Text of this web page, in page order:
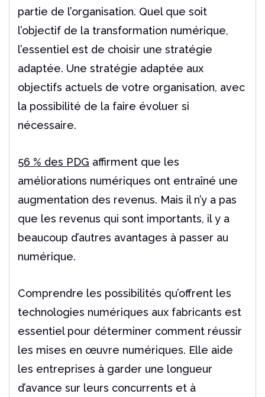
partie de l’organisation. Quel que soit
l’objectif de la transformation numérique,
l’essentiel est de choisir une stratégie
adaptée. Une stratégie adaptée aux
objectifs actuels de votre organisation, avec
la possibilité de la faire évoluer si
nécessaire.
56 % des PDG affirment que les
améliorations numériques ont entraîné une
augmentation des revenus. Mais il n’y a pas
que les revenus qui sont importants, il y a
beaucoup d’autres avantages à passer au
numérique.
Comprendre les possibilités qu’offrent les
technologies numériques aux fabricants est
essentiel pour déterminer comment réussir
les mises en œuvre numériques. Elle aide
les entreprises à garder une longueur
d’avance sur leurs concurrents et à